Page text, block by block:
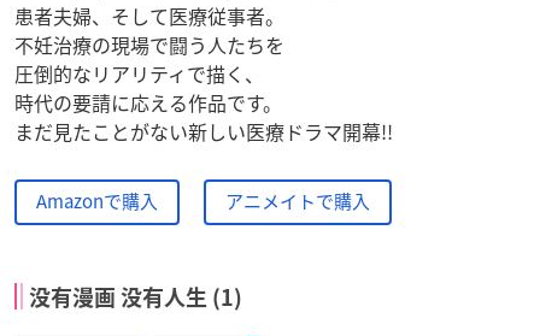
患者夫婦、そして医療従事者。
不妊治療の現場で闘う人たちを
圧倒的なリアリティで描く、
時代の要請に応える作品です。
まだ見たことがない新しい医療ドラマ開幕!!
Amazonで購入 アニメイトで購入
没有漫画 没有人生 (1)